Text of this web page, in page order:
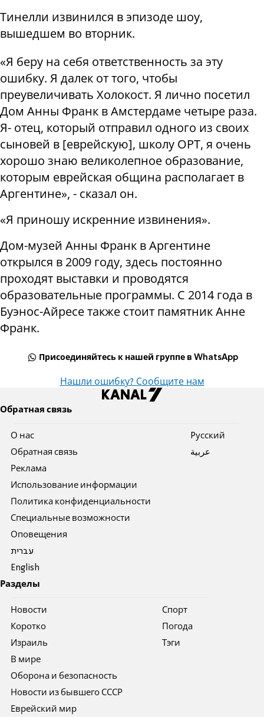
Тинелли извинился в эпизоде ​​шоу,
вышедшем во вторник.
«Я беру на себя ответственность за эту
ошибку. Я далек от того, чтобы
преувеличивать Холокост. Я лично посетил
Дом Анны Франк в Амстердаме четыре раза.
Я- отец, который отправил одного из своих
сыновей в [еврейскую], школу ОРТ, я очень
хорошо знаю великолепное образование,
которым еврейская община располагает в
Аргентине», - сказал он.
«Я приношу искренние извинения».
Дом-музей Анны Франк в Аргентине
открылся в 2009 году, здесь постоянно
проходят выставки и проводятся
образовательные программы. С 2014 года в
Буэнос-Айресе также стоит памятник Анне
Франк.
Присоединяйтесь к нашей группе в WhatsApp
Нашли ошибку? Сообщите нам
Обратная связь
О нас
Обратная связь
Реклама
Использование информации
Политика конфиденциальности
Специальные возможности
Оповещения
עברית
English
Pусский
عربية
Разделы
Новости
Коротко
Израиль
В мире
Оборона и безопасность
Новости из бывшего СССР
Еврейский мир
Спорт
Погода
Тэги